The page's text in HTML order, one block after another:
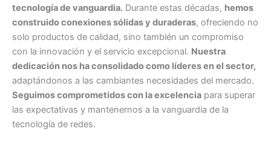
tecnología de vanguardia. Durante estas décadas, hemos
construido conexiones sólidas y duraderas, ofreciendo no
solo productos de calidad, sino también un compromiso
con la innovación y el servicio excepcional. Nuestra
dedicación nos ha consolidado como líderes en el sector,
adaptándonos a las cambiantes necesidades del mercado.
Seguimos comprometidos con la excelencia para superar
las expectativas y mantenernos a la vanguardia de la
tecnología de redes.